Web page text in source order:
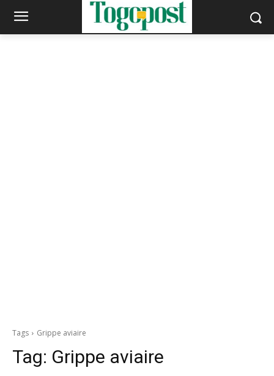
Tags Grippe aviaire
Tag: Grippe aviaire